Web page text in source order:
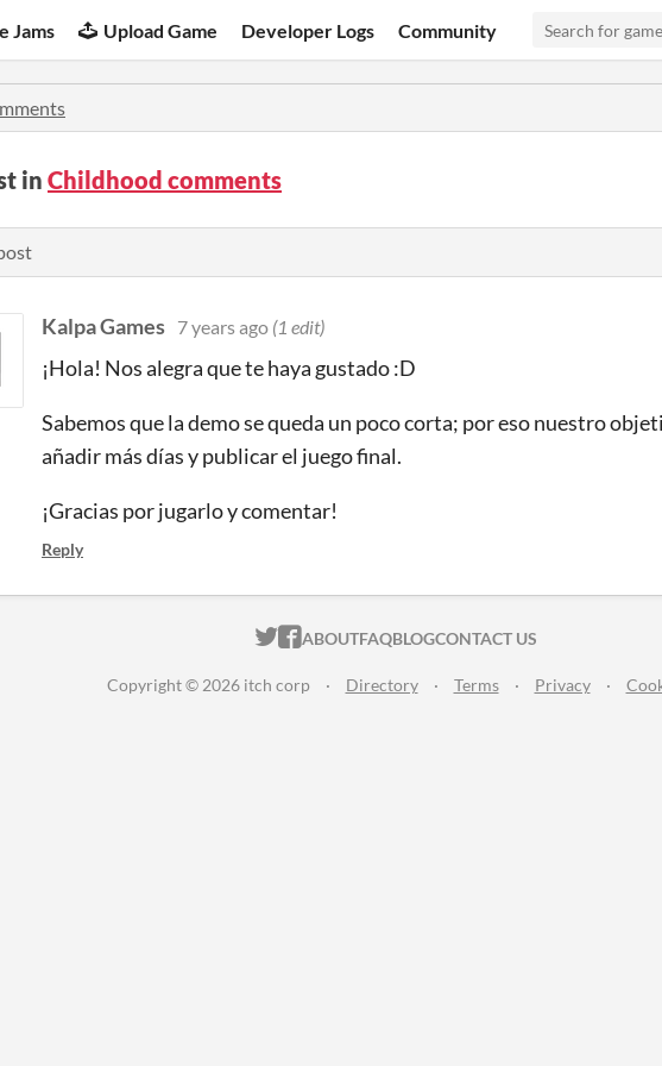
Jams Upload Game Developer Logs Community
in Childhood comments
Kalpa Games 7 years ago (1 edit)
¡Hola! Nos alegra que te haya gustado :D
Sabemos que la demo se queda un poco corta; por eso nuestro
añadir más días y publicar el juego final.
¡Gracias por jugarlo y comentar!
Reply
ITCH.IO ON TWITTER
ITCH.IO ON FACEBOOK
ABOUTFAQBLOGCONTACT US
Copyright © 2026 itch corp · Directory · Terms · Privacy ·